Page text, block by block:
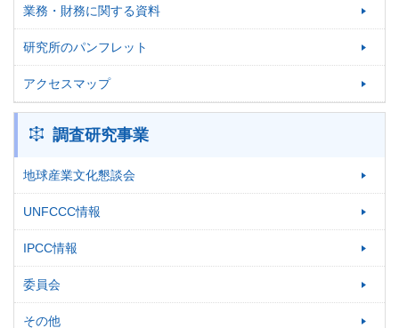
業務・財務に関する資料
研究所のパンフレット
アクセスマップ
調査研究事業
地球産業文化懇談会
UNFCCC情報
IPCC情報
委員会
その他